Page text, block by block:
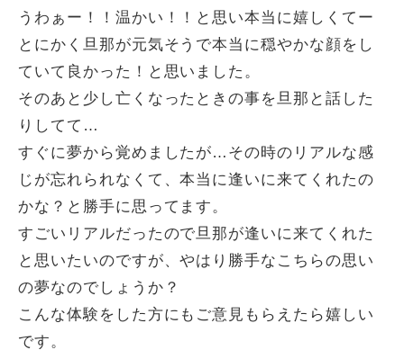
うわぁー！！温かい！！と思い本当に嬉しくてー
とにかく旦那が元気そうで本当に穏やかな顔をし
ていて良かった！と思いました。
そのあと少し亡くなったときの事を旦那と話した
りしてて…
すぐに夢から覚めましたが…その時のリアルな感
じが忘れられなくて、本当に逢いに来てくれたの
かな？と勝手に思ってます。
すごいリアルだったので旦那が逢いに来てくれた
と思いたいのですが、やはり勝手なこちらの思い
の夢なのでしょうか？
こんな体験をした方にもご意見もらえたら嬉しい
です。